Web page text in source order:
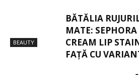
BEAUTY
BĂTĂLIA
MATE:
CREAM LIP
FAȚĂ CU